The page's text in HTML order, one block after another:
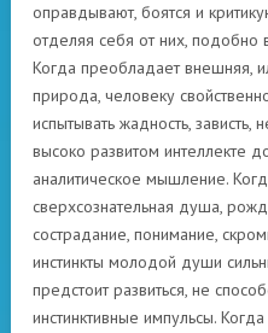
оправдывают, боятся и
отделяя себя от них, подобно
Когда преобладает внешняя,
природа, человеку
испытывать жадность, зависть,
высоко развитом интеллекте
аналитическое мышление.
сверхсознательная душа,
сострадание, понимание,
инстинкты молодой души
предстоит развиться, не
инстинктивные импульсы. Когда